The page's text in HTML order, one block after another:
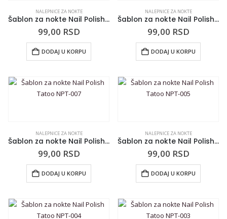
NALEPNICE ZA NOKTE
Šablon za nokte Nail Polish Tatoo NPT-010
99,00 RSD
DODAJ U KORPU
NALEPNICE ZA NOKTE
Šablon za nokte Nail Polish Tatoo NPT-008
99,00 RSD
DODAJ U KORPU
NALEPNICE ZA NOKTE
Šablon za nokte Nail Polish Tatoo NPT-007
99,00 RSD
DODAJ U KORPU
NALEPNICE ZA NOKTE
Šablon za nokte Nail Polish Tatoo NPT-005
99,00 RSD
DODAJ U KORPU